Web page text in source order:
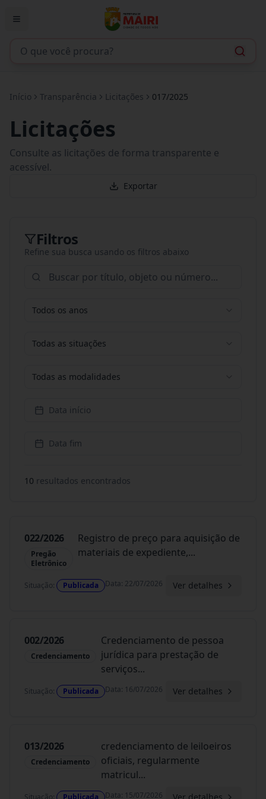
Início Transparência Licitações 017/2025
Licitações
Consulte as licitações de forma transparente e
acessível.
Exportar
Filtros
Refine sua busca usando os filtros abaixo
Todos os anos
Todas as situações
Todas as modalidades
Data início
Data fim
10 resultados encontrados
022/2026
Pregão
Eletrônico
Registro de preço para aquisição de
materiais de expediente,...
Situação: Publicada Data: 22/07/2026 Ver detalhes
002/2026
Credenciamento
Credenciamento de pessoa
jurídica para prestação de
serviços...
Situação: Publicada Data: 16/07/2026 Ver detalhes
013/2026
Credenciamento
credenciamento de leiloeiros
oficiais, regularmente
matricul...
Situação: Publicada Data: 15/07/2026